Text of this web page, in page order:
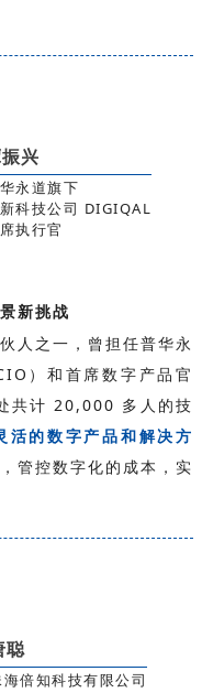
兴
永道旗下
科技公司 DIGIQAL
执行官
新挑战
人之一，曾担任普华永
）和首席数字产品官
共计 20,000 多人的技
活的数字产品和解决方
管控数字化的成本，实
聪
海倍知科技有限公司